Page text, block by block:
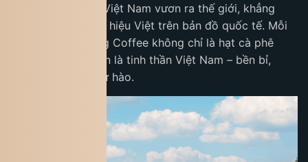
mình: đưa cà phê Việt Nam vươn ra thế giới, khẳng
định vị thế thương hiệu Việt trên bản đồ quốc tế. Mỗi
sản phẩm của King Coffee không chỉ là hạt cà phê
chất lượng, mà còn là tinh thần Việt Nam – bền bỉ,
sáng tạo và đầy tự hào.